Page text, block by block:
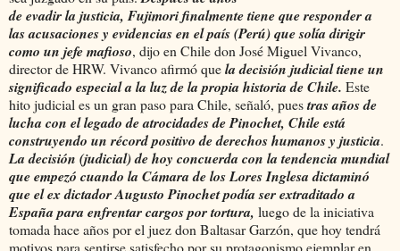
de evadir la justicia, Fujimori finalmente tiene que responder a
las acusaciones y evidencias en el país (Perú) que solía dirigir
como un jefe mafioso, dijo en Chile don José Miguel Vivanco,
director de HRW. Vivanco afirmó quela decisión judicial tiene un
significado especial a la luz de la propia historia de Chile. Este
hito judicial es un gran paso para Chile, señaló, puestras años de
lucha con el legado de atrocidades de Pinochet, Chile está
construyendo un récord positivo de derechos humanos y justicia.
La decisión (judicial) de hoy concuerda con la tendencia mundial
que empezó cuando la Cámara de los Lores Inglesa dictaminó
que el ex dictador Augusto Pinochet podía ser extraditado a
España para enfrentar cargos por tortura, luego de la iniciativa
tomada hace años por el juez don Baltasar Garzón, que hoy tendrá
motivos para sentirse satisfecho por su protagonismo ejemplar en